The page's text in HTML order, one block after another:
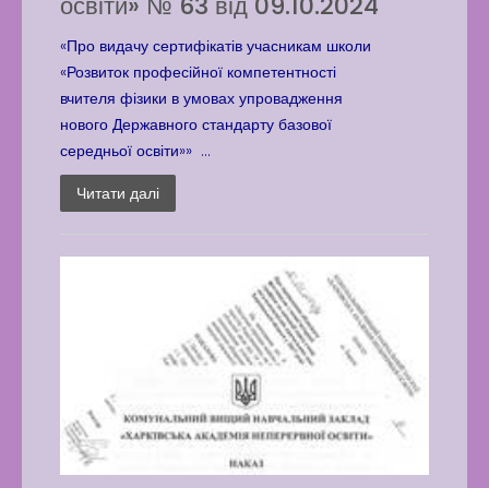
«Про видачу сертифікатів учасникам школи
«Розвиток професійної компетентності
вчителя фізики в умовах упровадження
нового Державного стандарту базової
середньої освіти»» ...
Читати далі